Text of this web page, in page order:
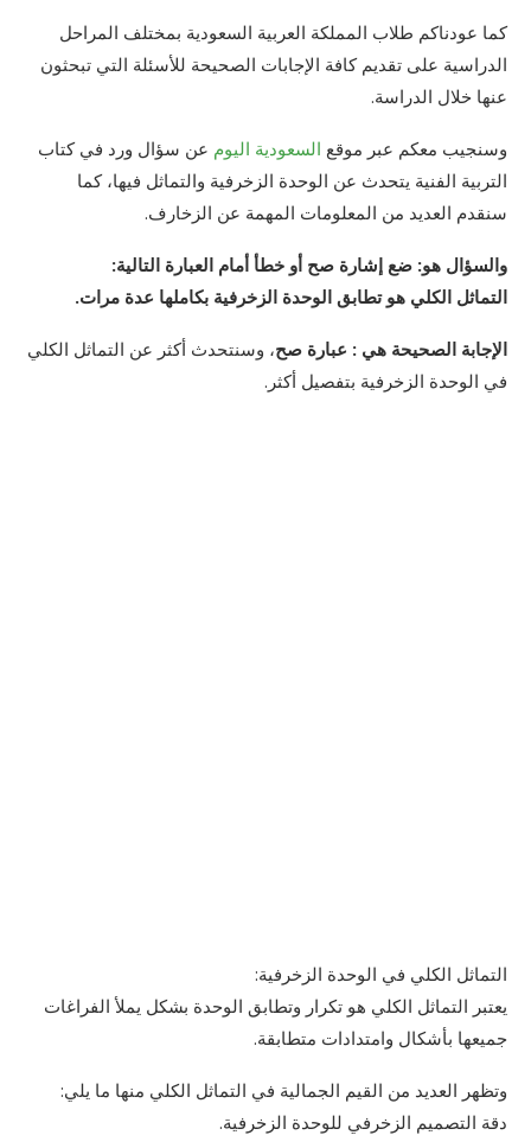
كما عودناكم طلاب المملكة العربية السعودية بمختلف المراحل
الدراسية على تقديم كافة الإجابات الصحيحة للأسئلة التي تبحثون
عنها خلال الدراسة.
وسنجيب معكم عبر موقع السعودية اليوم عن سؤال ورد في كتاب
التربية الفنية يتحدث عن الوحدة الزخرفية والتماثل فيها، كما
سنقدم العديد من المعلومات المهمة عن الزخارف.
والسؤال هو: ضع إشارة صح أو خطأ أمام العبارة التالية:
التماثل الكلي هو تطابق الوحدة الزخرفية بكاملها عدة مرات.
الإجابة الصحيحة هي : عبارة صح، وسنتحدث أكثر عن التماثل الكلي
في الوحدة الزخرفية بتفصيل أكثر.
التماثل الكلي في الوحدة الزخرفية:
يعتبر التماثل الكلي هو تكرار وتطابق الوحدة بشكل يملأ الفراغات
جميعها بأشكال وامتدادات متطابقة.
وتظهر العديد من القيم الجمالية في التماثل الكلي منها ما يلي:
دقة التصميم الزخرفي للوحدة الزخرفية.